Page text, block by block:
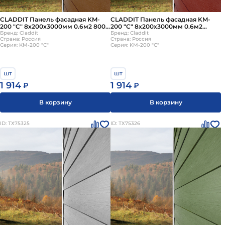
CLADDIT Панель фасадная KM-
200 "С" 8х200х3000мм 0.6м2 8007
коричневый
Бренд: Claddit
Страна: Россия
Серия: KM-200 "С"
шт
1 914 ₽
В корзину
CLADDIT Панель фасадная KM-
200 "С" 8х200х3000мм 0.6м2
S5040-Y80R кирпично-красный
Бренд: Claddit
Страна: Россия
Серия: KM-200 "С"
шт
1 914 ₽
В корзину
ID: ТХ75325 ID: ТХ75326